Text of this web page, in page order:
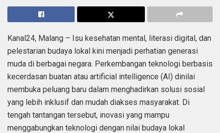
Kanal24, Malang – Isu kesehatan mental, literasi digital, dan
pelestarian budaya lokal kini menjadi perhatian generasi
muda di berbagai negara. Perkembangan teknologi berbasis
kecerdasan buatan atau artificial intelligence (AI) dinilai
membuka peluang baru dalam menghadirkan solusi sosial
yang lebih inklusif dan mudah diakses masyarakat. Di
tengah tantangan tersebut, inovasi yang mampu
menggabungkan teknologi dengan nilai budaya lokal